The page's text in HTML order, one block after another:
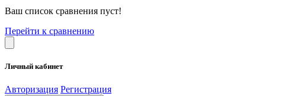
Ваш список сравнения пуст!
Перейти к сравнению
Личный кабинет
Авторизация Регистрация